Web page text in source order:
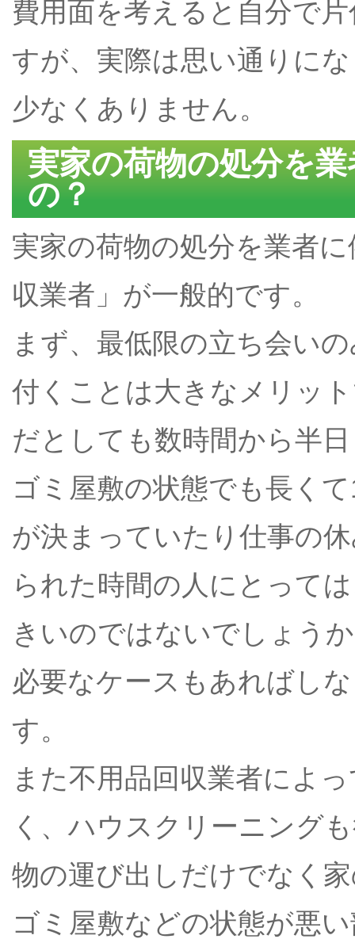
費用面を考えると自分で
すが、実際は思い通りに
少なくありません。
実家の荷物の処分を
の？
実家の荷物の処分を業者
収業者」が一般的です。
まず、最低限の立ち会い
付くことは大きなメリッ
だとしても数時間から半
ゴミ屋敷の状態でも長く
が決まっていたり仕事の
られた時間の人にとって
きいのではないでしょう
必要なケースもあればし
す。
また不用品回収業者によ
く、ハウスクリーニング
物の運び出しだけでなく
ゴミ屋敷などの状態が悪